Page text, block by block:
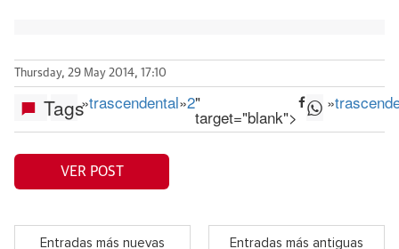
Thursday, 29 May 2014, 17:10
Tags»trascendental»2"
target="blank">
»
VER POST
Entradas más nuevas Entradas más antiguas